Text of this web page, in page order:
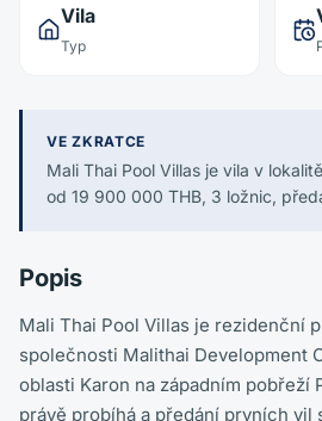
Vila
Typ
VE ZKRATCE
Mali Thai Pool Villas je vila v
od 19 900 000 THB, 3 ložnic,
Popis
Mali Thai Pool Villas je rezidenční
společnosti Malithai Development
oblasti Karon na západním pobřeží
právě probíhá a předání prvních vil